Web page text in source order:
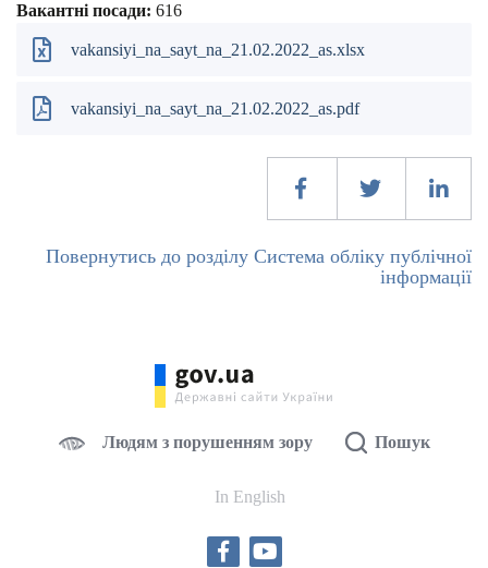
Вакантні посади: 616
vakansiyi_na_sayt_na_21.02.2022_as.xlsx
vakansiyi_na_sayt_na_21.02.2022_as.pdf
Повернутись до розділу Система обліку публічної
інформації
Людям з порушенням зору Пошук
In English